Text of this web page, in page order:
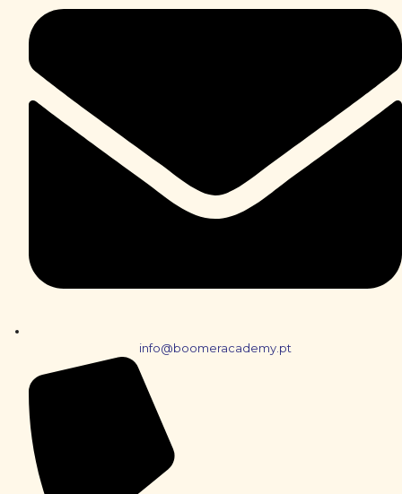
info@boomeracademy.pt